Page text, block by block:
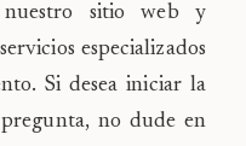
sitio web y
especializados
Si desea iniciar la
no dude en